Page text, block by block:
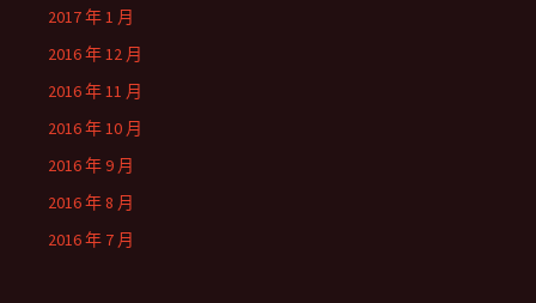
2017 年 1 月
2016 年 12 月
2016 年 11 月
2016 年 10 月
2016 年 9 月
2016 年 8 月
2016 年 7 月